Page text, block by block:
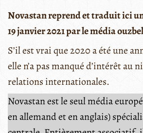
Novastan reprend et traduit ici
19 janvier 2021 par le média
S’il est vrai que 2020 a été une
elle n’a pas manqué d’intérêt au
relations internationales.
Novastan est le seul média
en allemand et en anglais)